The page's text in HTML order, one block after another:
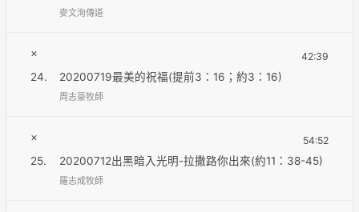
麥文洵傳道
×
24.
20200719最美的祝福(提前3：16；約3：16)
42:39
周志豪牧師
×
25.
20200712出黑暗入光明-拉撒路你出來(約11：38-45)
54:52
羅志成牧師